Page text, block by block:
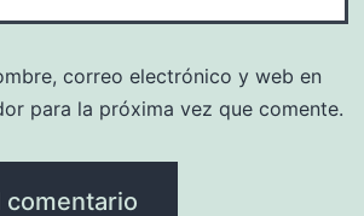
correo electrónico y web en
para la próxima vez que comente.